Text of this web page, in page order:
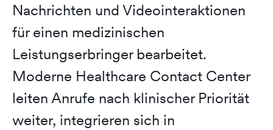
Nachrichten und Videointeraktionen
für einen medizinischen
Leistungserbringer bearbeitet.
Moderne Healthcare Contact Center
leiten Anrufe nach klinischer Priorität
weiter, integrieren sich in